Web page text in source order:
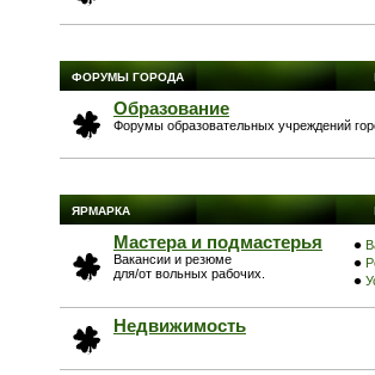
ФОРУМЫ ГОРОДА
Образование
Форумы образовательных учреждений
ЯРМАРКА
Мастера и подмастерья
Вакансии и резюме
для/от вольных рабочих.
Недвижимость